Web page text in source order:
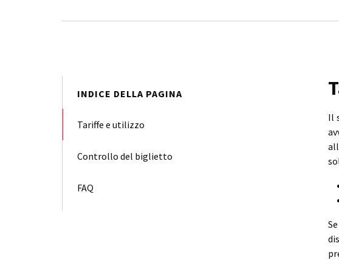
INDICE DELLA PAGINA
Tariffe e utilizzo
Controllo del biglietto
FAQ
Il